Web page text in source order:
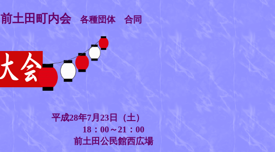
前土田町内会各種団体 合同
平成28年7月23日（土）
18：00～21：00
前土田公民館西広場